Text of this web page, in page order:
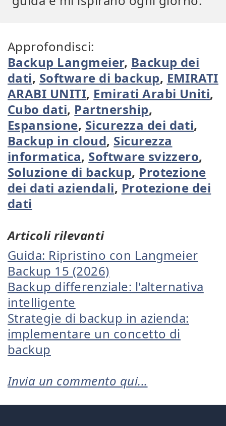
Approfondisci:
Backup Langmeier, Backup dei
dati, Software di backup, EMIRATI
ARABI UNITI, Emirati Arabi Uniti,
Cubo dati, Partnership,
Espansione, Sicurezza dei dati,
Backup in cloud, Sicurezza
informatica, Software svizzero,
Soluzione di backup, Protezione
dei dati aziendali, Protezione dei
dati
Articoli rilevanti
Guida: Ripristino con Langmeier
Backup 15 (2026)
Backup differenziale: l'alternativa
intelligente
Strategie di backup in azienda:
implementare un concetto di
backup
Invia un commento qui...